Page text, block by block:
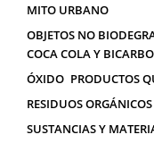
MITO URBANO
OBJETOS NO
COCA COLA Y
ÓXIDO PRODUCTOS
RESIDUOS ORGÁNICOS
SUSTANCIAS Y